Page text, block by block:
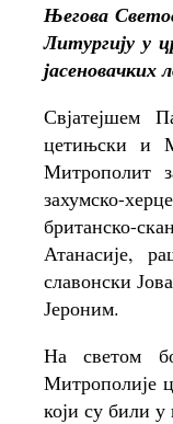
Његова
Литургију у
јасеновачких
Свјатејшем
цетињски и
Митрополит
захумско-
британско-
Атанасије,
славонски
Јероним.
На светом
Митрополије
који су били